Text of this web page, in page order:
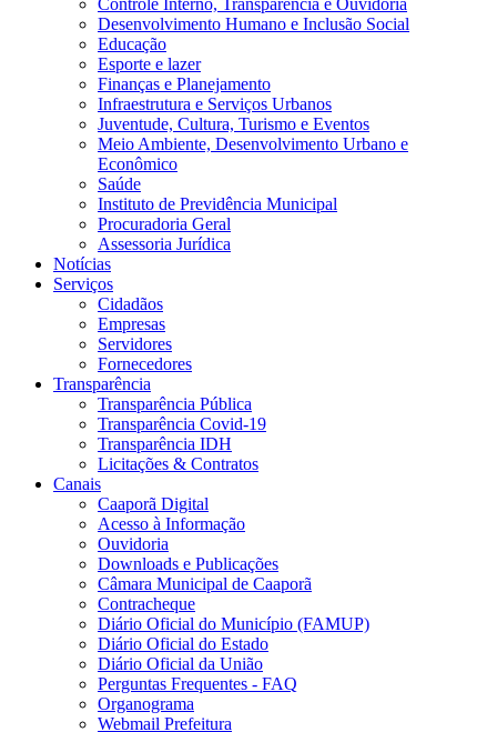
Controle Interno, Transparência e Ouvidoria
Desenvolvimento Humano e Inclusão Social
Educação
Esporte e lazer
Finanças e Planejamento
Infraestrutura e Serviços Urbanos
Juventude, Cultura, Turismo e Eventos
Meio Ambiente, Desenvolvimento Urbano e
Econômico
Saúde
Instituto de Previdência Municipal
Procuradoria Geral
Assessoria Jurídica
Notícias
Serviços
Cidadãos
Empresas
Servidores
Fornecedores
Transparência
Transparência Pública
Transparência Covid-19
Transparência IDH
Licitações & Contratos
Canais
Caaporã Digital
Acesso à Informação
Ouvidoria
Downloads e Publicações
Câmara Municipal de Caaporã
Contracheque
Diário Oficial do Município (FAMUP)
Diário Oficial do Estado
Diário Oficial da União
Perguntas Frequentes - FAQ
Organograma
Webmail Prefeitura